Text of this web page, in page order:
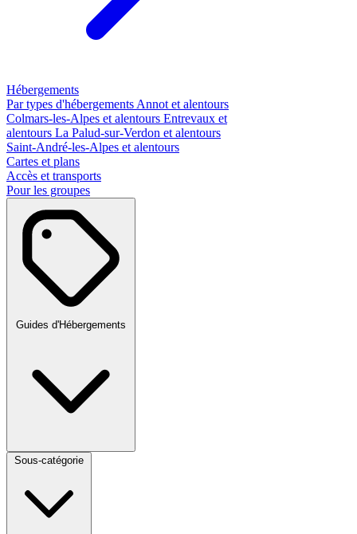
Hébergements
Par types d'hébergements Annot et alentours
Colmars-les-Alpes et alentours Entrevaux et
alentours La Palud-sur-Verdon et alentours
Saint-André-les-Alpes et alentours
Cartes et plans
Accès et transports
Pour les groupes
Guides d'Hébergements
Sous-catégorie